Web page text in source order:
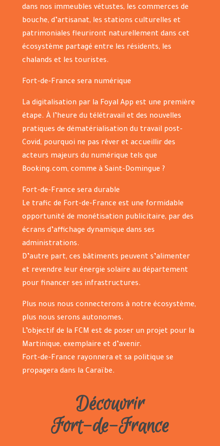
dans nos immeubles vétustes, les commerces de
bouche, d’artisanat, les stations culturelles et
patrimoniales fleuriront naturellement dans cet
écosystème partagé entre les résidents, les
chalands et les touristes.
Fort-de-France sera numérique
La digitalisation par la Foyal App est une première
étape. À l’heure du télétravail et des nouvelles
pratiques de dématérialisation du travail post-
Covid, pourquoi ne pas rêver et accueillir des
acteurs majeurs du numérique tels que
Booking.com, comme à Saint-Domingue ?
Fort-de-France sera durable
Le trafic de Fort-de-France est une formidable
opportunité de monétisation publicitaire, par des
écrans d’affichage dynamique dans ses
administrations.
D’autre part, ces bâtiments peuvent s’alimenter
et revendre leur énergie solaire au département
pour financer ses infrastructures.
Plus nous nous connecterons à notre écosystème,
plus nous serons autonomes.
L’objectif de la FCM est de poser un projet pour la
Martinique, exemplaire et d’avenir.
Fort-de-France rayonnera et sa politique se
propagera dans la Caraïbe.
Découvrir
Fort-de-France